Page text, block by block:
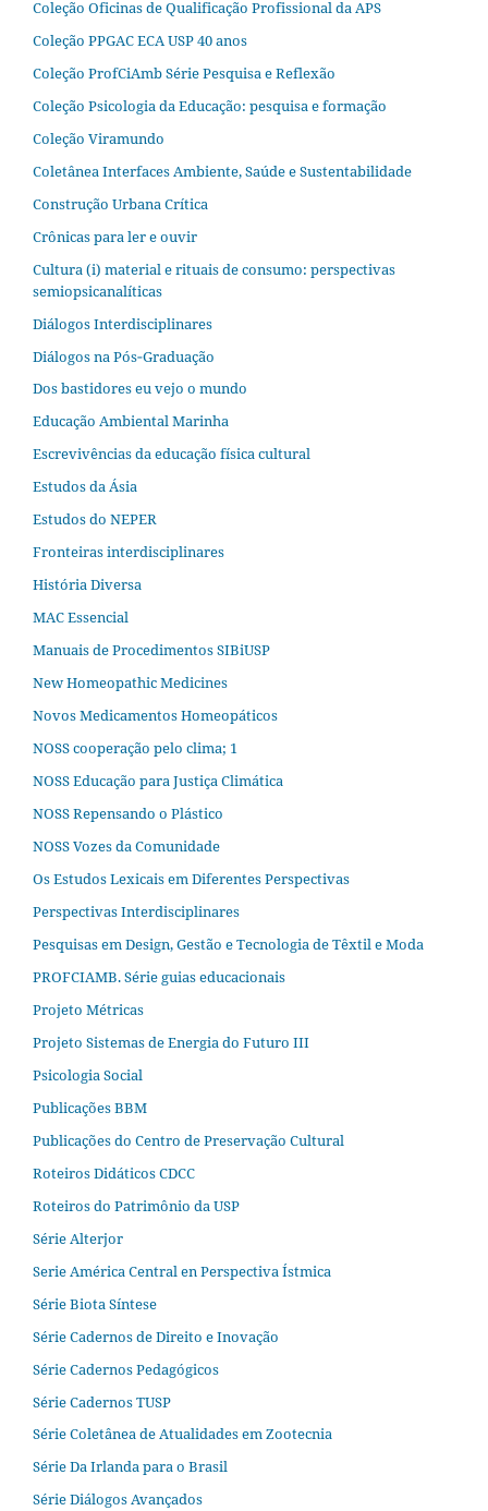
Coleção Oficinas de Qualificação Profissional da APS
Coleção PPGAC ECA USP 40 anos
Coleção ProfCiAmb Série Pesquisa e Reflexão
Coleção Psicologia da Educação: pesquisa e formação
Coleção Viramundo
Coletânea Interfaces Ambiente, Saúde e Sustentabilidade
Construção Urbana Crítica
Crônicas para ler e ouvir
Cultura (i) material e rituais de consumo: perspectivas
semiopsicanalíticas
Diálogos Interdisciplinares
Diálogos na Pós‐Graduação
Dos bastidores eu vejo o mundo
Educação Ambiental Marinha
Escrevivências da educação física cultural
Estudos da Ásia​
Estudos do NEPER
Fronteiras interdisciplinares
História Diversa
MAC Essencial
Manuais de Procedimentos SIBiUSP
New Homeopathic Medicines
Novos Medicamentos Homeopáticos
NOSS cooperação pelo clima; 1
NOSS Educação para Justiça Climática
NOSS Repensando o Plástico
NOSS Vozes da Comunidade
Os Estudos Lexicais em Diferentes Perspectivas
Perspectivas Interdisciplinares
Pesquisas em Design, Gestão e Tecnologia de Têxtil e Moda
PROFCIAMB. Série guias educacionais
Projeto Métricas
Projeto Sistemas de Energia do Futuro III
Psicologia Social
Publicações BBM
Publicações do Centro de Preservação Cultural
Roteiros Didáticos CDCC
Roteiros do Patrimônio da USP
Série Alterjor
Serie América Central en Perspectiva Ístmica
Série Biota Síntese
Série Cadernos de Direito e Inovação
Série Cadernos Pedagógicos
Série Cadernos TUSP
Série Coletânea de Atualidades em Zootecnia
Série Da Irlanda para o Brasil
Série Diálogos Avançados